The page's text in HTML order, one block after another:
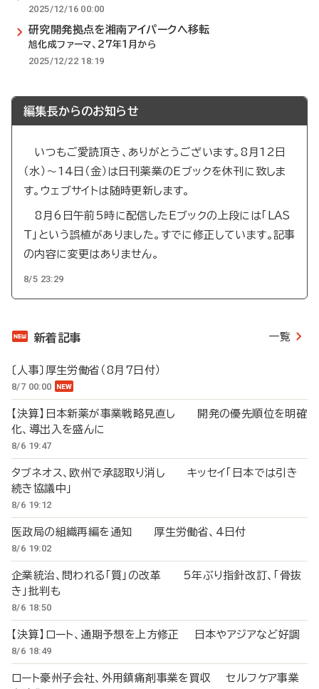
2025/12/16 00:00
研究開発拠点を湘南アイパークへ移転
旭化成ファーマ、27年1月から
2025/12/22 18:19
編集長からのお知らせ
いつもご愛読頂き、ありがとうございます。8月12日
（水）～14日（金）は日刊薬業のEブックを休刊に致しま
す。ウェブサイトは随時更新します。
8月6日午前5時に配信したEブックの上段には「LAS
T」という誤植がありました。すでに修正しています。記事
の内容に変更はありません。
8/5 23:29
新着記事 一覧
〔人事〕厚生労働省（8月7日付）
8/7 00:00
【決算】日本新薬が事業戦略見直し 開発の優先順位を明確
化、導出入を盛んに
8/6 19:47
タブネオス、欧州で承認取り消し キッセイ「日本では引き
続き協議中」
8/6 19:12
医政局の組織再編を通知 厚生労働省、4日付
8/6 19:02
企業統治、問われる「質」の改革 5年ぶり指針改訂、「骨抜
き」批判も
8/6 18:50
【決算】ロート、通期予想を上方修正 日本やアジアなど好調
8/6 18:49
ロート豪州子会社、外用鎮痛剤事業を買収 セルフケア事業